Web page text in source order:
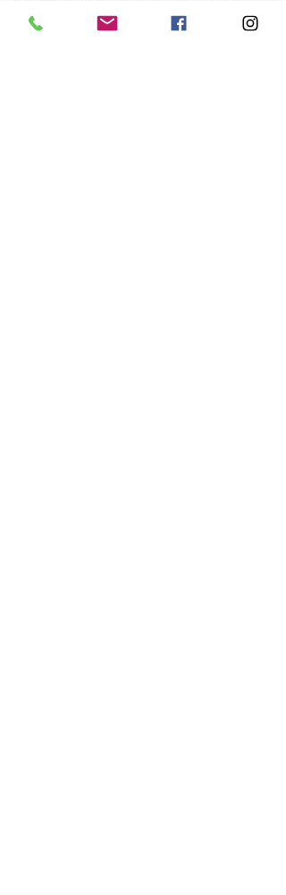
las tres iglesias católicas del condado de
Surry; justo al sur de la frontera de VA.